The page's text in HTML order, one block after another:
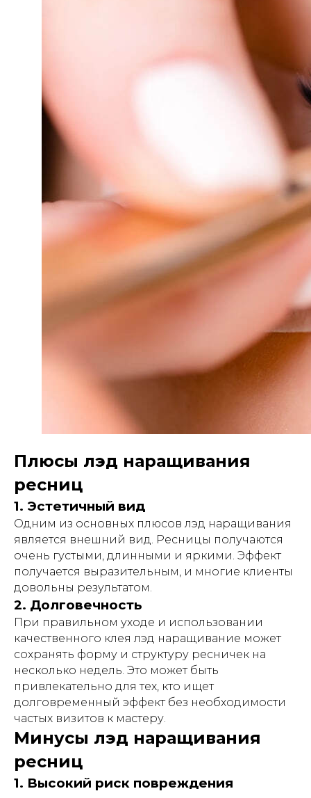
Плюсы лэд наращивания
ресниц
1. Эстетичный вид
Одним из основных плюсов лэд наращивания
является внешний вид. Ресницы получаются
очень густыми, длинными и яркими. Эффект
получается выразительным, и многие клиенты
довольны результатом.
2. Долговечность
При правильном уходе и использовании
качественного клея лэд наращивание может
сохранять форму и структуру ресничек на
несколько недель. Это может быть
привлекательно для тех, кто ищет
долговременный эффект без необходимости
частых визитов к мастеру.
Минусы лэд наращивания
ресниц
1. Высокий риск повреждения